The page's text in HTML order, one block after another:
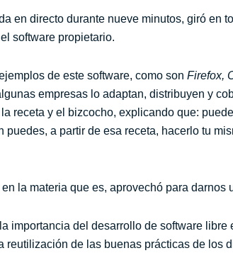
en directo durante nueve minutos, giró en
software propietario.
de este software, como son Firefox,
empresas lo adaptan, distribuyen y
receta y el bizcocho, explicando que:
puedes, a partir de esa receta, hacerlo tu
en la materia que es, aprovechó para
importancia del desarrollo de software
reutilización de las buenas prácticas de los